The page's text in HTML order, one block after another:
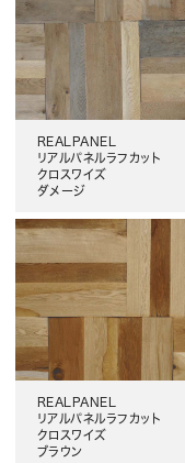
REALPANEL
リアルパネルラフカット
クロスワイズ
ダメージ
REALPANEL
リアルパネルラフカット
クロスワイズ
ブラウン